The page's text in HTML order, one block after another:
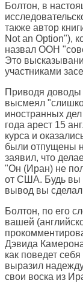
Болтон, в
также автор
Not an Option"),
назвал ООН
Это
участниками
Приводя доводы
высмеял
иностранных
года арест 15
курса и
были отпущены
заявил, что
"Он (Иран) не
от США. Будь вы
вывод вы
Болтон, по его
вашей
Дэвида
как поведет
выразил
свои воска из